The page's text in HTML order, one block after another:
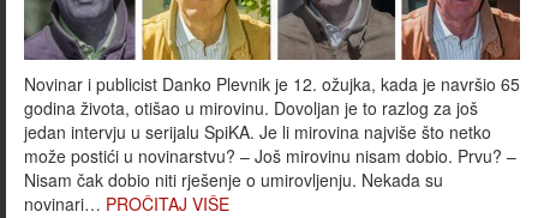
Novinar i publicist Danko Plevnik je 12. ožujka, kada je navršio 65
godina života, otišao u mirovinu. Dovoljan je to razlog za još
jedan intervju u serijalu SpiKA. Je li mirovina najviše što netko
može postići u novinarstvu? – Još mirovinu nisam dobio. Prvu? –
Nisam čak dobio niti rješenje o umirovljenju. Nekada su
novinari… PROČITAJ VIŠE